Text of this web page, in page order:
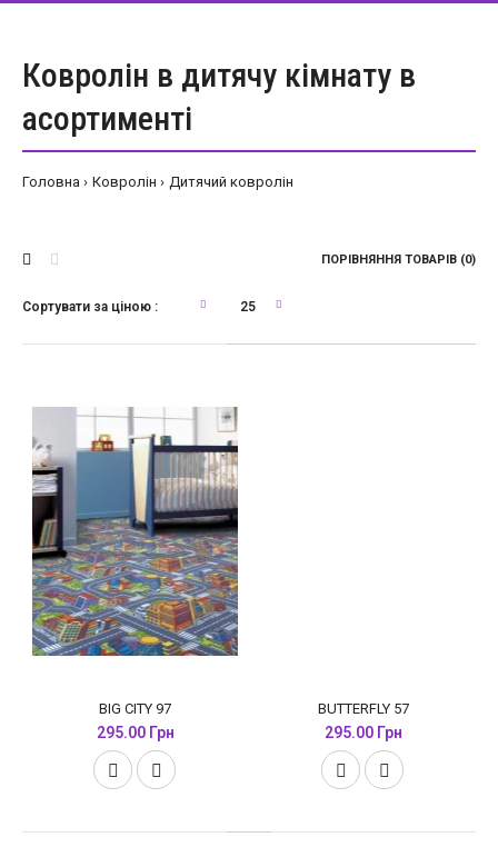
Ковролін в дитячу кімнату в
асортименті
Головна Ковролін Дитячий ковролін
ПОРІВНЯННЯ ТОВАРІВ (0)
BIG CITY 97
295.00 Грн
BUTTERFLY 57
295.00 Грн